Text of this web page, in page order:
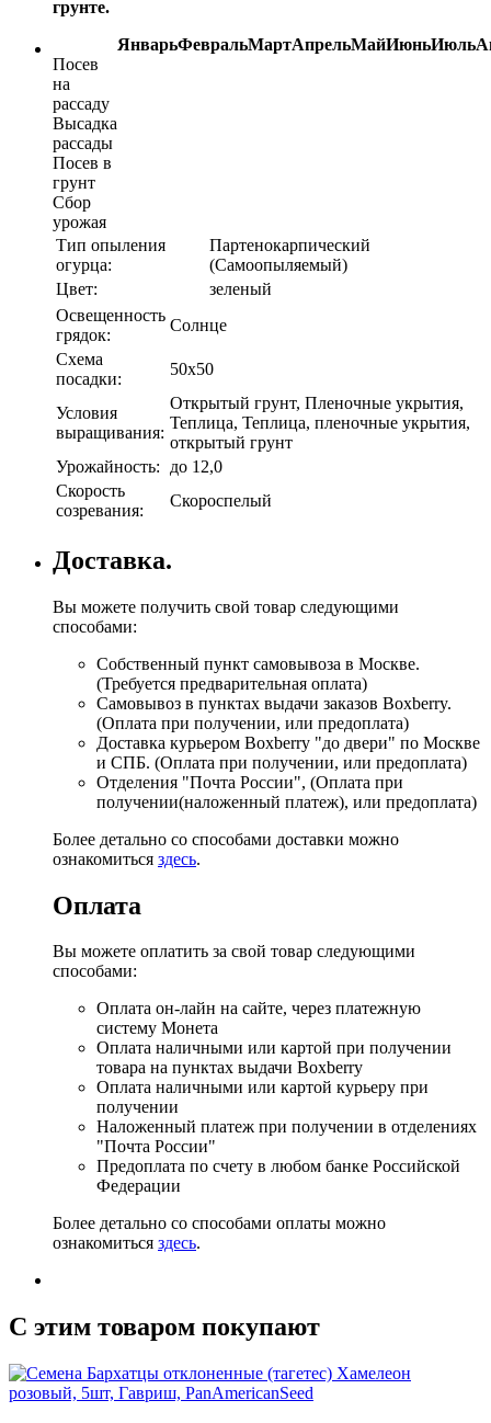
грунте.
ЯнварьФевральМартАпрельМайИюньИюль
Посев
на
рассаду
Высадка
рассады
Посев в
грунт
Сбор
урожая
Тип опыления
огурца:
Партенокарпический
(Самоопыляемый)
Цвет:
зеленый
Освещенность
грядок:
Солнце
Схема
посадки:
50х50
Условия
выращивания:
Открытый грунт, Пленочные укрытия,
Теплица, Теплица, пленочные укрытия,
открытый грунт
Урожайность:
до 12,0
Скорость
созревания:
Скороспелый
Доставка.
Вы можете получить свой товар следующими
способами:
Собственный пункт самовывоза в Москве.
(Требуется предварительная оплата)
Самовывоз в пунктах выдачи заказов Boxberry.
(Оплата при получении, или предоплата)
Доставка курьером Boxberry "до двери" по Москве
и СПБ. (Оплата при получении, или предоплата)
Отделения "Почта России", (Оплата при
получении(наложенный платеж), или предоплата)
Более детально со способами доставки можно
ознакомиться здесь.
Оплата
Вы можете оплатить за свой товар следующими
способами:
Оплата он-лайн на сайте, через платежную
систему Монета
Оплата наличными или картой при получении
товара на пунктах выдачи Boxberry
Оплата наличными или картой курьеру при
получении
Наложенный платеж при получении в отделениях
"Почта России"
Предоплата по счету в любом банке Российской
Федерации
Более детально со способами оплаты можно
ознакомиться здесь.
C этим товаром покупают